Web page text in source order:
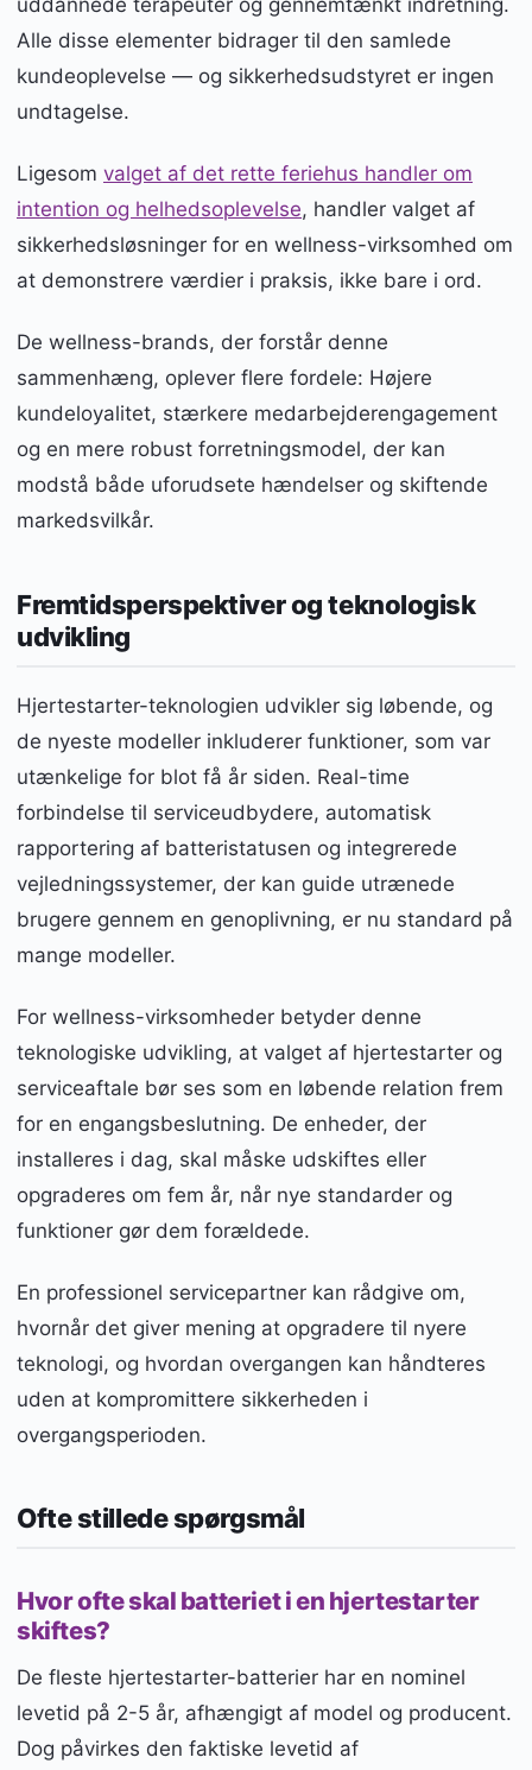
Alle disse elementer bidrager til den samlede
kundeoplevelse — og sikkerhedsudstyret er ingen
undtagelse.
Ligesom valget af det rette feriehus handler om
intention og helhedsoplevelse, handler valget af
sikkerhedsløsninger for en wellness-virksomhed om
at demonstrere værdier i praksis, ikke bare i ord.
De wellness-brands, der forstår denne
sammenhæng, oplever flere fordele: Højere
kundeloyalitet, stærkere medarbejderengagement
og en mere robust forretningsmodel, der kan
modstå både uforudsete hændelser og skiftende
markedsvilkår.
Fremtidsperspektiver og teknologisk
udvikling
Hjertestarter-teknologien udvikler sig løbende, og
de nyeste modeller inkluderer funktioner, som var
utænkelige for blot få år siden. Real-time
forbindelse til serviceudbydere, automatisk
rapportering af batteristatusen og integrerede
vejledningssystemer, der kan guide utrænede
brugere gennem en genoplivning, er nu standard på
mange modeller.
For wellness-virksomheder betyder denne
teknologiske udvikling, at valget af hjertestarter og
serviceaftale bør ses som en løbende relation frem
for en engangsbeslutning. De enheder, der
installeres i dag, skal måske udskiftes eller
opgraderes om fem år, når nye standarder og
funktioner gør dem forældede.
En professionel servicepartner kan rådgive om,
hvornår det giver mening at opgradere til nyere
teknologi, og hvordan overgangen kan håndteres
uden at kompromittere sikkerheden i
overgangsperioden.
Ofte stillede spørgsmål
Hvor ofte skal batteriet i en hjertestarter
skiftes?
De fleste hjertestarter-batterier har en nominel
levetid på 2-5 år, afhængigt af model og producent.
Dog påvirkes den faktiske levetid af